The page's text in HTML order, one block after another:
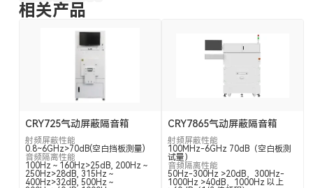
相关产品
CRY725气动屏蔽隔音箱
射频屏蔽性能
0.8~6GHz>70dB(空白挡板测量)
音频隔离性能
100Hz～160Hz>25dB, 200Hz～
250Hz>28dB, 315Hz～
400Hz>32dB, 500Hz～
CRY7865气动屏蔽隔音箱
射频屏蔽性能
100MHz-6GHz 70dB（空白板测
试量）
音频隔离性能
50Hz-300Hz >20dB，300Hz-
1000Hz >40dB，1000Hz 以上